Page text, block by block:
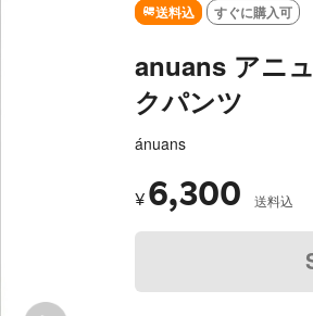
SOLD OUT
送料込 すぐに購入可
anuans アニ
クパンツ
ánuans
¥ 6,300 送料込